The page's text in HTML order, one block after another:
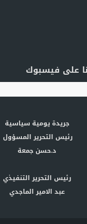
على فيسبوك
جريدة يومية سياسية
رئيس التحرير المسؤول
د.حسن جمعة
رئيس التحرير التنفيذي
عبد الامير الماجدي